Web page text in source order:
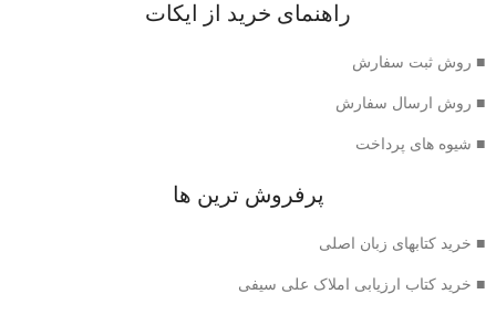
راهنمای خرید از ایکات
■ روش ثبت سفارش
■ روش ارسال سفارش
■ شیوه های پرداخت
پرفروش ترین ها
■ خرید کتابهای زبان اصلی
■ خرید کتاب ارزیابی املاک علی سیفی